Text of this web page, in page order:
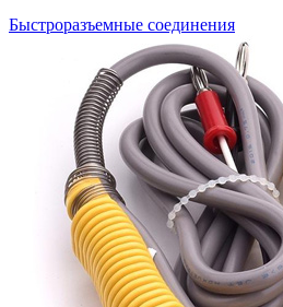
Быстроразъемные соединения